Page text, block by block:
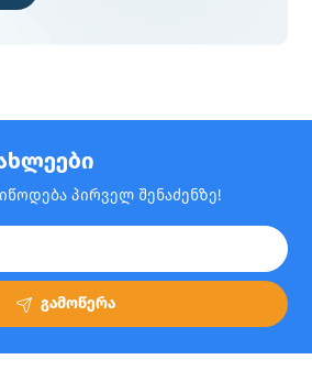
პირველ შენაძენზე!
გამოწერა